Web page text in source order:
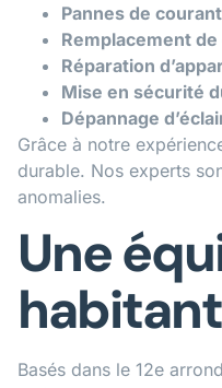
Pannes de courant
Remplacement
Réparation
Mise en sécurité
Dépannage
Grâce à notre
durable. Nos experts
anomalies.
Une
Basés dans le 12e